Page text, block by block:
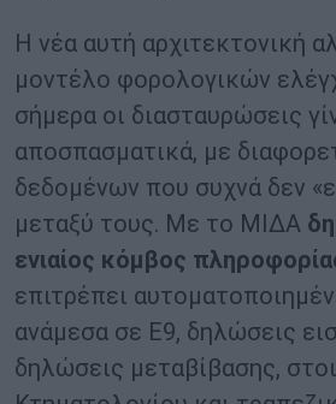
Η νέα αυτή αρχιτεκτονική
μοντέλο φορολογικών
σήμερα οι διασταυρώσεις
αποσπασματικά, με
δεδομένων που συχνά δεν
μεταξύ τους. Με το ΜΙΔΑ
ενιαίος κόμβος
επιτρέπει
ανάμεσα σε Ε9, δηλώσεις
δηλώσεις μεταβίβασης,